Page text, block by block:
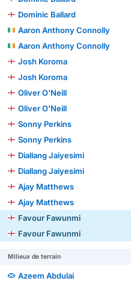
Dominic Ballard
Aaron Anthony Connolly
Aaron Anthony Connolly
Josh Koroma
Josh Koroma
Oliver O'Neill
Oliver O'Neill
Sonny Perkins
Sonny Perkins
Diallang Jaiyesimi
Diallang Jaiyesimi
Ajay Matthews
Ajay Matthews
Favour Fawunmi
Favour Fawunmi
Milieux de terrain
Azeem Abdulai